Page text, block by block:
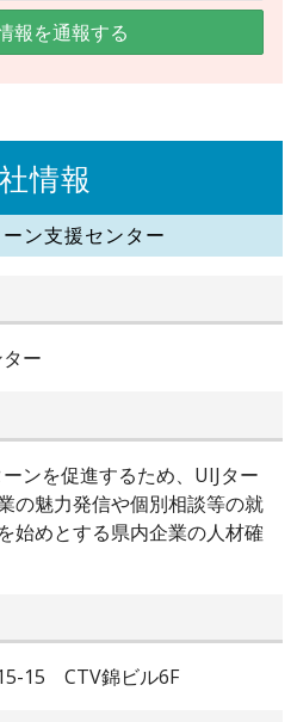
報を通報する
情報
ン支援センター
ー
ンを促進するため、UIJター
の魅力発信や個別相談等の就
始めとする県内企業の人材確
15 CTV錦ビル6F